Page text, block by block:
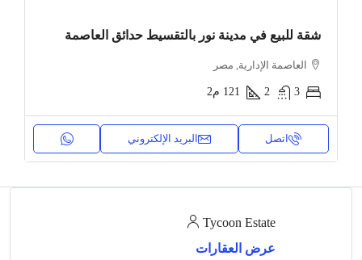
شقة للبيع في مدينة نور بالتقسيط حدائق العاصمة
العاصمة الإدارية, مصر
3
2
121 م2
اتصل البريد الإلكتروني
Tycoon Estate
عرض العقارات